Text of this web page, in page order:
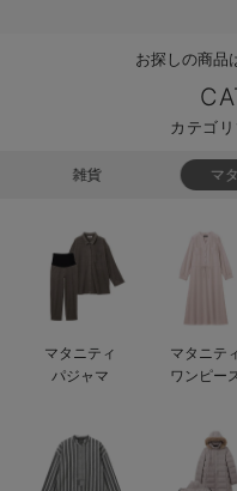
買って正解！高評価レビューア
冬に可愛いニットがお得！
親子コーデ｜ママとベビーにお
便利な育児家電
Gift Selection 出産祝い
保育園・入園準備特集
ファルスカ
デロンギ
お探しの商品
カテゴ
雑貨 マ
マタニティ
パジャマ
マタニテ
ワンピー